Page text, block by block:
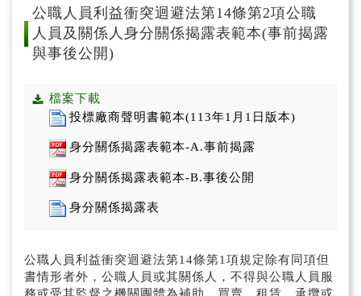
預算及決算書
公務統計報表程式
採購契約及公共工程契約
支付或接受之補助
交通部高速公路局交通資料庫
公職人員利益衝突迴避法身分關係揭露專區
公職人員利益衝突迴避法第14條第2項公職
人員及關係人身分關係揭露表範本(事前揭露
與事後公開)
檔案下載
投標廠商聲明書範本(113年1月1日版本)
身分關係揭露表範本-A.事前揭露
身分關係揭露表範本-B.事後公開
身分關係揭露表
公職人員利益衝突迴避法第14條第1項規定除有同項但
書情形者外，公職人員或其關係人，不得與公職人員服